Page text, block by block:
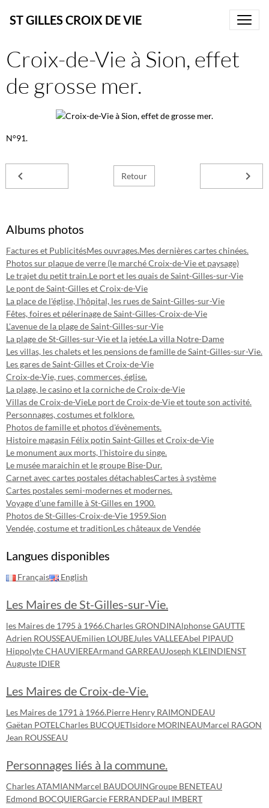
ST GILLES CROIX DE VIE
Croix-de-Vie à Sion, effet
de grosse mer.
N°91.
Retour
Albums photos
Factures et PublicitésMes ouvrages.Mes dernières cartes chinées.
Photos sur plaque de verre (le marché Croix-de-Vie et paysage)
Le trajet du petit train.Le port et les quais de Saint-Gilles-sur-Vie
Le pont de Saint-Gilles et Croix-de-Vie
La place de l'église, l'hôpital, les rues de Saint-Gilles-sur-Vie
Fêtes, foires et pélerinage de Saint-Gilles-Croix-de-Vie
L'avenue de la plage de Saint-Gilles-sur-Vie
La plage de St-Gilles-sur-Vie et la jetée.La villa Notre-Dame
Les villas, les chalets et les pensions de famille de Saint-Gilles-sur-Vie.
Les gares de Saint-Gilles et Croix-de-Vie
Croix-de-Vie, rues, commerces, église.
La plage, le casino et la corniche de Croix-de-Vie
Villas de Croix-de-VieLe port de Croix-de-Vie et toute son activité.
Personnages, costumes et folklore.
Photos de famille et photos d'évènements.
Histoire magasin Félix potin Saint-Gilles et Croix-de-Vie
Le monument aux morts, l'histoire du singe.
Le musée maraichin et le groupe Bise-Dur.
Carnet avec cartes postales détachablesCartes à système
Cartes postales semi-modernes et modernes.
Voyage d'une famille à St-Gilles en 1900.
Photos de St-Gilles-Croix-de-Vie 1959.Sion
Vendée, costume et traditionLes châteaux de Vendée
Langues disponibles
Français English
Les Maires de St-Gilles-sur-Vie.
les Maires de 1795 à 1966.Charles GRONDINAlphonse GAUTTE
Adrien ROUSSEAUEmilien LOUBEJules VALLEEAbel PIPAUD
Hippolyte CHAUVIEREArmand GARREAUJoseph KLEINDIENST
Auguste IDIER
Les Maires de Croix-de-Vie.
Les Maires de 1791 à 1966.Pierre Henry RAIMONDEAU
Gaëtan POTEL Charles BUCQUETIsidore MORINEAUMarcel RAGON
Jean ROUSSEAU
Personnages liés à la commune.
Charles ATAMIANMarcel BAUDOUINGroupe BENETEAU
Edmond BOCQUIERGarcie FERRANDEPaul IMBERT